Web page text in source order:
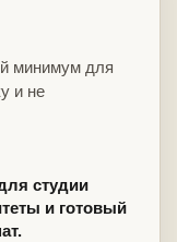
минимум для
и не
студии
и готовый